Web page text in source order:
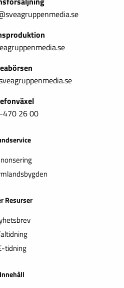
26 00
Resurser
tidning
Innehåll